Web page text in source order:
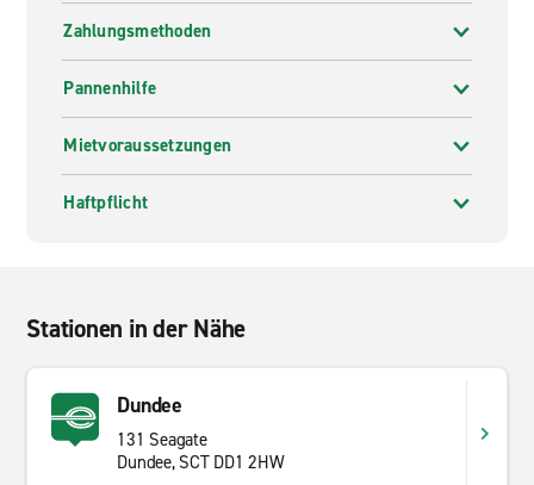
Zahlungsmethoden
Pannenhilfe
Mietvoraussetzungen
Haftpflicht
Stationen in der Nähe
Dundee
131 Seagate
Dundee, SCT DD1 2HW